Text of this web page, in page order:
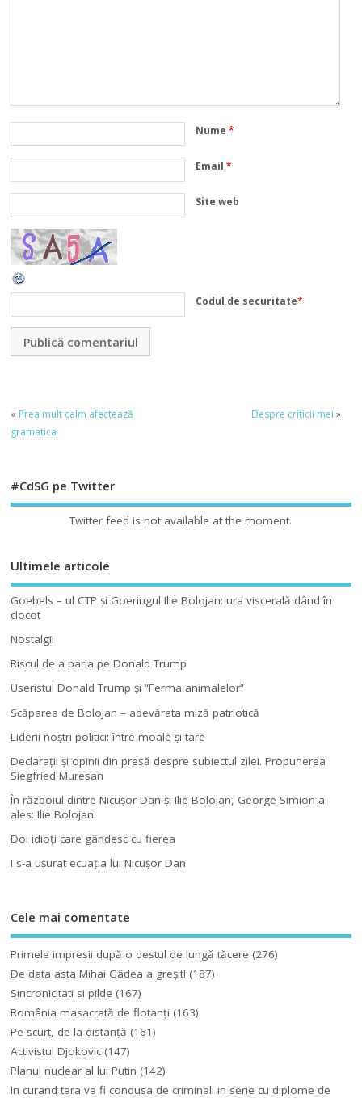
Nume*
Email*
Site web
Codul de securitate*
« Prea mult calm afectează
gramatica
Despre criticii mei »
#CdSG pe Twitter
Twitter feed is not available at the moment.
Ultimele articole
Goebels – ul CTP şi Goeringul Ilie Bolojan: ura viscerală dând în
clocot
Nostalgii
Riscul de a paria pe Donald Trump
Useristul Donald Trump şi “Ferma animalelor”
Scăparea de Bolojan – adevărata miză patriotică
Liderii noştri politici: între moale şi tare
Declaraţii şi opinii din presă despre subiectul zilei. Propunerea
Siegfried Muresan
În războiul dintre Nicuşor Dan şi Ilie Bolojan, George Simion a
ales: Ilie Bolojan.
Doi idioţi care gândesc cu fierea
I s-a uşurat ecuaţia lui Nicuşor Dan
Cele mai comentate
Primele impresii după o destul de lungă tăcere (276)
De data asta Mihai Gâdea a greşit! (187)
Sincronicitati si pilde (167)
România masacrată de flotanţi (163)
Pe scurt, de la distanță (161)
Activistul Djokovic (147)
Planul nuclear al lui Putin (142)
In curand tara va fi condusa de criminali in serie cu diplome de